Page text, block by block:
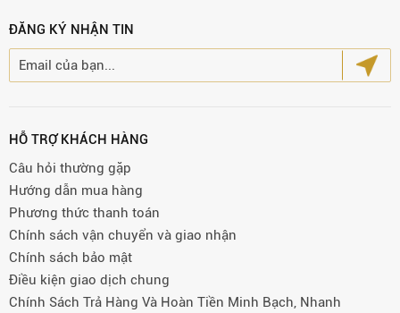
ĐĂNG KÝ NHẬN TIN
HỖ TRỢ KHÁCH HÀNG
Câu hỏi thường gặp
Hướng dẫn mua hàng
Phương thức thanh toán
Chính sách vận chuyển và giao nhận
Chính sách bảo mật
Điều kiện giao dịch chung
Chính Sách Trả Hàng Và Hoàn Tiền Minh Bạch, Nhanh